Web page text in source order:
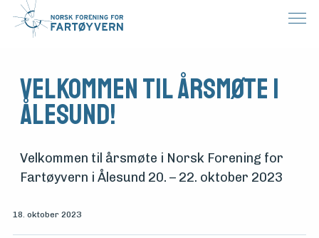
Velkommen til årsmøte i
Ålesund!
Velkommen til årsmøte i Norsk Forening for
Fartøyvern i Ålesund 20. – 22. oktober 2023
18. oktober 2023